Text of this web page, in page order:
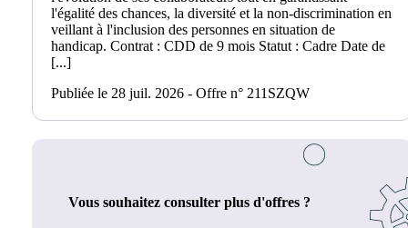
l'égalité des chances, la diversité et la non-discrimination en
veillant à l'inclusion des personnes en situation de
handicap. Contrat : CDD de 9 mois Statut : Cadre Date de
[...]
Publiée le 28 juil. 2026 - Offre n° 211SZQW
Vous souhaitez consulter plus d'offres ?